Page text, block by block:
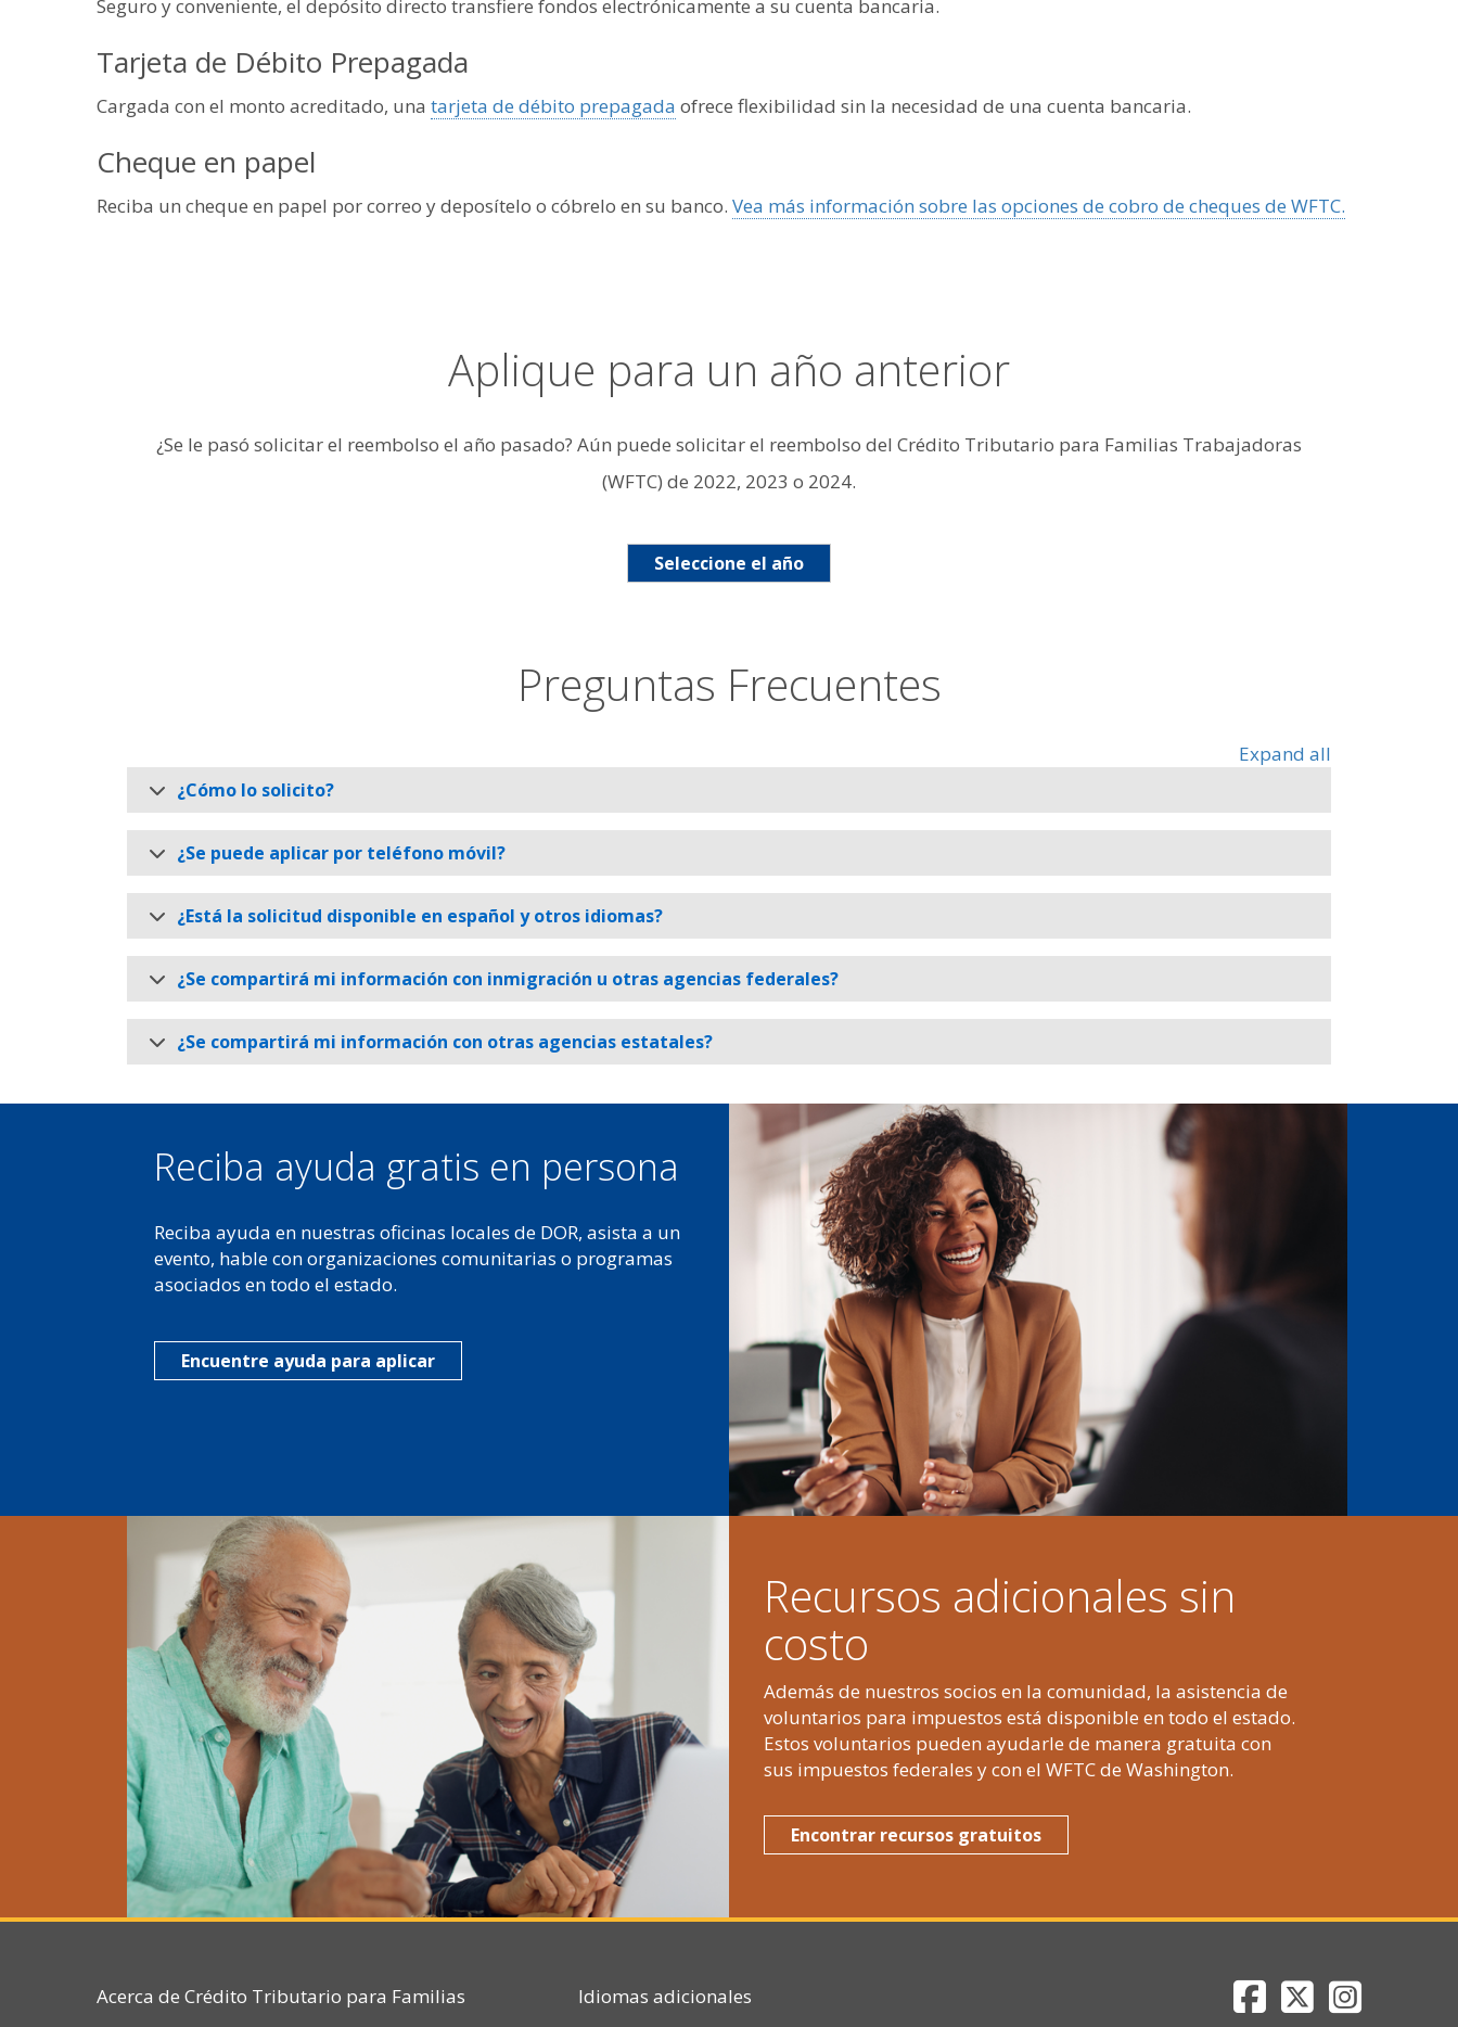
Seguro y conveniente, el depósito directo transfiere fondos electrónicamente a su cuenta bancaria.
Tarjeta de Débito Prepagada
Cargada con el monto acreditado, una tarjeta de débito prepagada ofrece flexibilidad sin la necesidad de una cuenta bancaria.
Cheque en papel
Reciba un cheque en papel por correo y deposítelo o cóbrelo en su banco. Vea más información sobre las opciones de cobro de cheques de WFTC.
Aplique para un año anterior
¿Se le pasó solicitar el reembolso el año pasado? Aún puede solicitar el reembolso del Crédito Tributario para Familias Trabajadoras
(WFTC) de 2022, 2023 o 2024.
Seleccione el año
Preguntas Frecuentes
Expand all
¿Cómo lo solicito?
¿Se puede aplicar por teléfono móvil?
¿Está la solicitud disponible en español y otros idiomas?
¿Se compartirá mi información con inmigración u otras agencias federales?
¿Se compartirá mi información con otras agencias estatales?
Reciba ayuda gratis en persona
Reciba ayuda en nuestras oficinas locales de DOR, asista a un
evento, hable con organizaciones comunitarias o programas
asociados en todo el estado.
Encuentre ayuda para aplicar
Image
Recursos adicionales sin
costo
Además de nuestros socios en la comunidad, la asistencia de
voluntarios para impuestos está disponible en todo el estado.
Estos voluntarios pueden ayudarle de manera gratuita con
sus impuestos federales y con el WFTC de Washington.
Encontrar recursos gratuitos
Acerca de Crédito Tributario para Familias
Idiomas adicionales Department of
Department